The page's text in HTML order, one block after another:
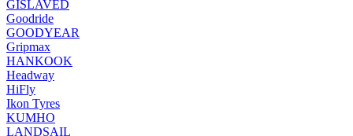
GISLAVED
Goodride
GOODYEAR
Gripmax
HANKOOK
Headway
HiFly
Ikon Tyres
KUMHO
LANDSAIL